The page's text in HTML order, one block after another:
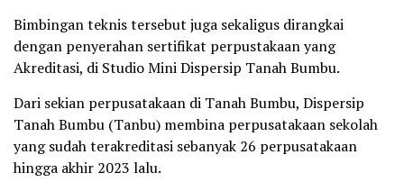
Bimbingan teknis tersebut juga sekaligus dirangkai
dengan penyerahan sertifikat perpustakaan yang
Akreditasi, di Studio Mini Dispersip Tanah Bumbu.
Dari sekian perpusatakaan di Tanah Bumbu, Dispersip
Tanah Bumbu (Tanbu) membina perpusatakaan sekolah
yang sudah terakreditasi sebanyak 26 perpusatakaan
hingga akhir 2023 lalu.